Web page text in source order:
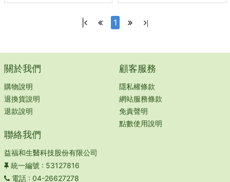
1 |
關於我們
購物說明
退換貨說明
退款說明
顧客服務
隱私權條款
網站服務條款
免責聲明
點數使用說明
聯絡我們
益福和生醫科技股份有限公司
統一編號 : 53127816
電話: 04-26627278